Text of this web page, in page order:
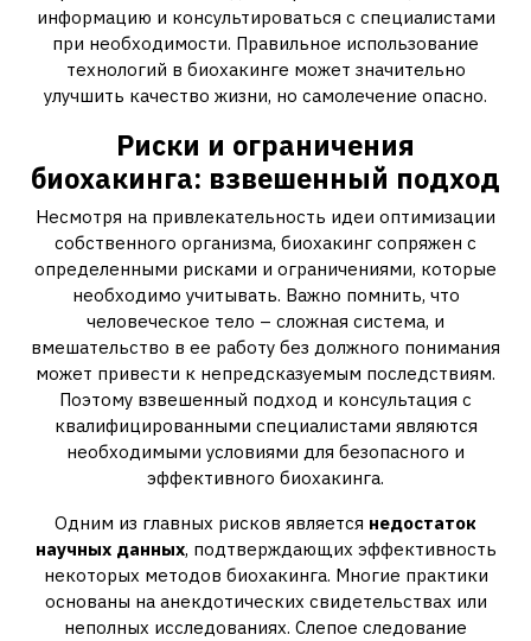
информацию и консультироваться с специалистами
при необходимости. Правильное использование
технологий в биохакинге может значительно
улучшить качество жизни, но самолечение опасно.
Риски и ограничения
биохакинга: взвешенный подход
Несмотря на привлекательность идеи оптимизации
собственного организма, биохакинг сопряжен с
определенными рисками и ограничениями, которые
необходимо учитывать. Важно помнить, что
человеческое тело – сложная система, и
вмешательство в ее работу без должного понимания
может привести к непредсказуемым последствиям.
Поэтому взвешенный подход и консультация с
квалифицированными специалистами являются
необходимыми условиями для безопасного и
эффективного биохакинга.
Одним из главных рисков является недостаток
научных данных, подтверждающих эффективность
некоторых методов биохакинга. Многие практики
основаны на анекдотических свидетельствах или
неполных исследованиях. Слепое следование